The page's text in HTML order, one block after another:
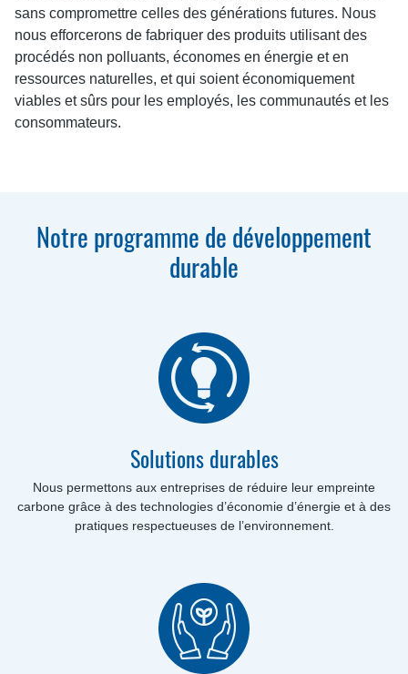
sans compromettre celles des générations futures. Nous
nous efforcerons de fabriquer des produits utilisant des
procédés non polluants, économes en énergie et en
ressources naturelles, et qui soient économiquement
viables et sûrs pour les employés, les communautés et les
consommateurs.
Notre programme de développement
durable
Solutions durables
Nous permettons aux entreprises de réduire leur empreinte
carbone grâce à des technologies d’économie d’énergie et à des
pratiques respectueuses de l’environnement.